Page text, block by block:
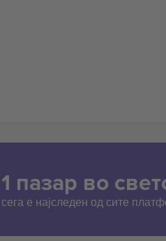
пазар во
е најследен од сите